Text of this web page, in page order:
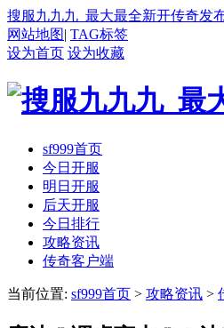
搜服九九九_最大最全新开传奇发
网站地图| TAG标签
设为首页 设为收藏
sf999首页
今日开服
明日开服
后天开服
今日排行
攻略资讯
传奇客户端
当前位置: sf999首页 > 攻略资讯 >